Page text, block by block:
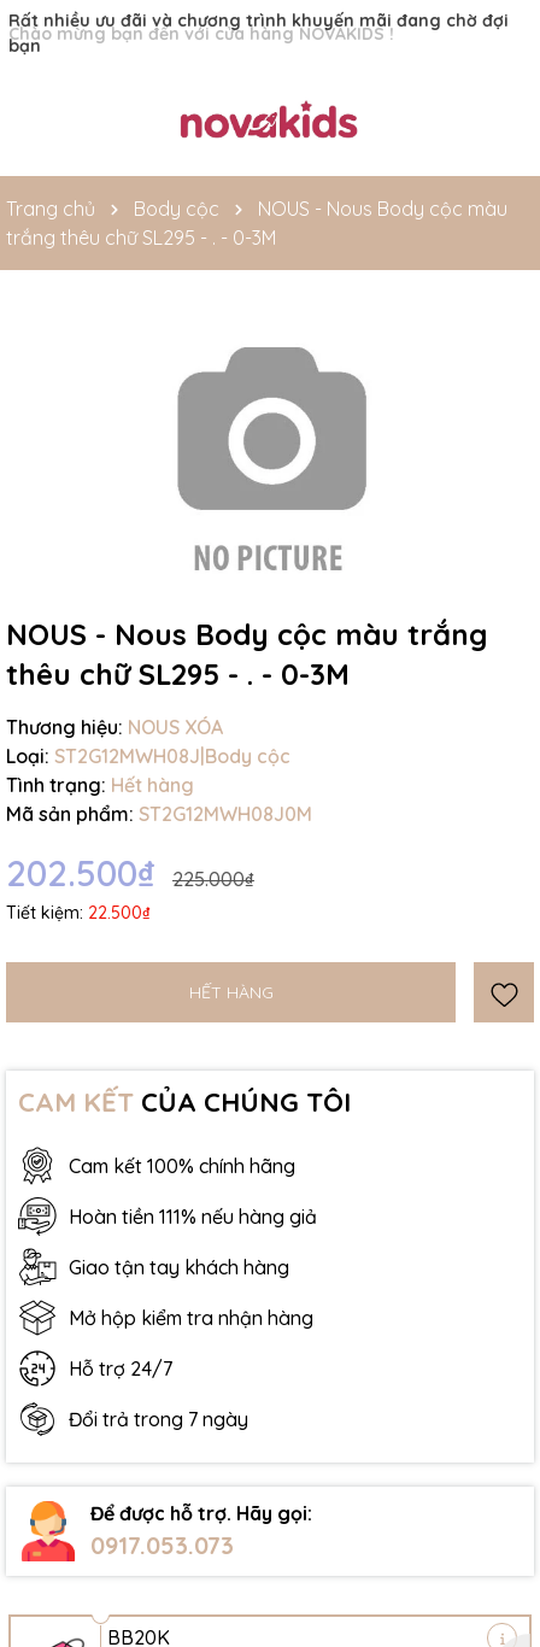
Rất nhiều ưu đãi và chương trình khuyến mãi đang chờ đợi
bạn
Trang chủ Body cộc
NOUS - Nous Body cộc màu
trắng thêu chữ SL295 - . - 0-3M
NOUS - Nous Body cộc màu trắng
thêu chữ SL295 - . - 0-3M
Thương hiệu: NOUS XÓA
Loại: ST2G12MWH08J|Body cộc
Tình trạng: Hết hàng
Mã sản phẩm: ST2G12MWH08J0M
202.500₫ 225.000₫
Tiết kiệm: 22.500₫
HẾT HÀNG
CAM KẾT CỦA CHÚNG TÔI
Cam kết 100% chính hãng
Hoàn tiền 111% nếu hàng giả
Giao tận tay khách hàng
Mở hộp kiểm tra nhận hàng
Hỗ trợ 24/7
Đổi trả trong 7 ngày
Để được hỗ trợ. Hãy gọi:
0917.053.073
BB20K
Mã giảm giá:
Ngày hết hạn:
Điều kiện: